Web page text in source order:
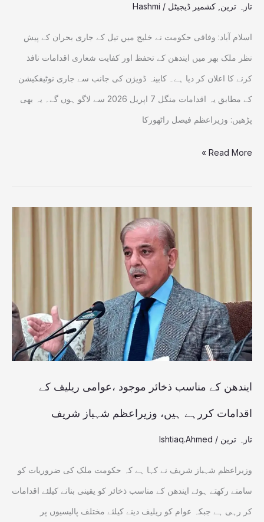
تازہ ترین کشمیر ڈیجیٹل /
Hashmi
اسلام آباد: وفاقی حکومت نے خلیج میں تیل کے جاری بحران کے پیش
نظر ملک بھر میں ایندھن کے تحفظ اور کفایت شعاری اقدامات نافذ
کرنے کا اعلان کر دیا ہے۔ کابینہ ڈویژن کی جانب سے جاری نوٹیفکیشن
کے مطابق یہ اقدامات منگل 7 اپریل 2026 سے لاگو ہوں گے۔ یہ بھی
پڑھیں: وزیراعظم فیصل راٹھورکا
کردیا
Read More »
ایندھن کے مناسب ذخائر موجود ،عوامی ریلیف کے
اقدامات کررہے ہیں، وزیراعظم شہباز شریف
تازہ ترین /
Ishtiaq.Ahmed
وزیراعظم شہباز شریف نے کہا ہے کہ حکومت ملک کی ضروریات کو
سامنے رکھتے ہوئے ایندھن کے مناسب ذخائر کو یقینی بنانے کیلئے اقدامات
کر رہی ہے جبکہ عوام کو ریلیف دینے کیلئے مختلف پالیسیوں پر
موجود
،عوامی
ریلیف
کے
اقدامات
وزیراعظم
شہباز
شریف